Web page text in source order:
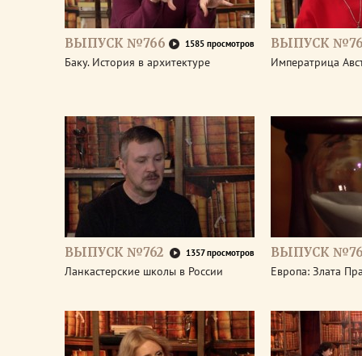
ВЫПУСК №766 1585 просмотров
Баку. История в архитектуре
ВЫПУСК
Императрица
ВЫПУСК №762 1357 просмотров
Ланкастерские школы в России
ВЫПУСК
Европа: Злата